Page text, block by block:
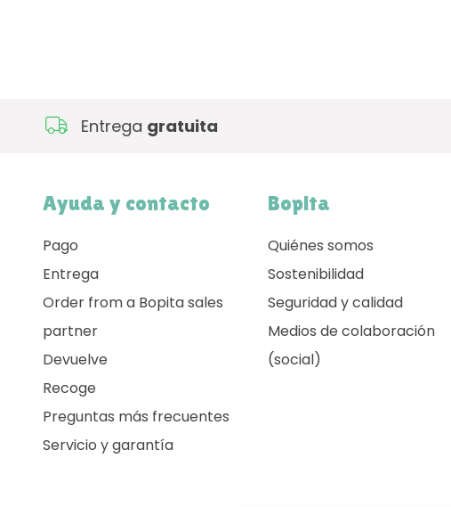
Entrega gratuita
Ayuda y contacto
Pago
Entrega
Order from a Bopita sales
partner
Devuelve
Recoge
Preguntas más frecuentes
Servicio y garantía
Bopita
Quiénes somos
Sostenibilidad
Seguridad y calidad
Medios de colaboración
(social)